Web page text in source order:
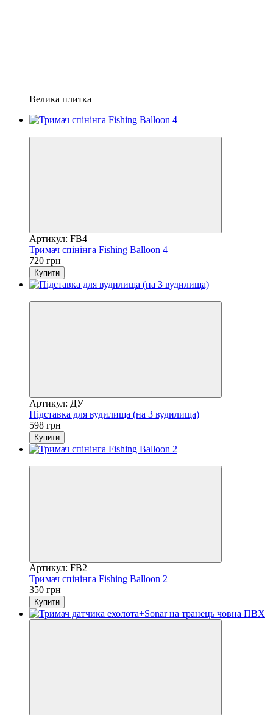
Велика плитка
Артикул: FB4
Тримач спінінга Fishing Balloon 4
720 грн
Купити
Артикул: ДУ
Підставка для вудилища (на 3 вудилища)
598 грн
Купити
Артикул: FB2
Тримач спінінга Fishing Balloon 2
350 грн
Купити